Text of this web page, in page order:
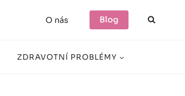
O nás Blog
ZDRAVOTNÍ PROBLÉMY